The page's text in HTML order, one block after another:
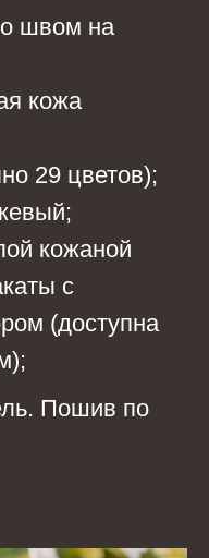
швом на
кожа
29 цветов);
кожаной
с
(доступна
Пошив по